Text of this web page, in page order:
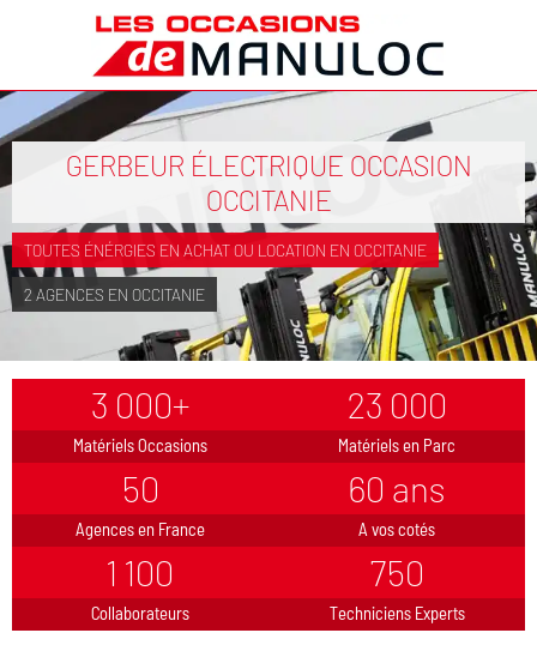
GERBEUR ÉLECTRIQUE OCCASION
OCCITANIE
TOUTES ÉNÉRGIES EN ACHAT OU LOCATION EN OCCITANIE
2 AGENCES EN OCCITANIE
3 000+
Matériels Occasions
23 000
Matériels en Parc
50
Agences en France
60 ans
A vos cotés
1 100
Collaborateurs
750
Techniciens Experts